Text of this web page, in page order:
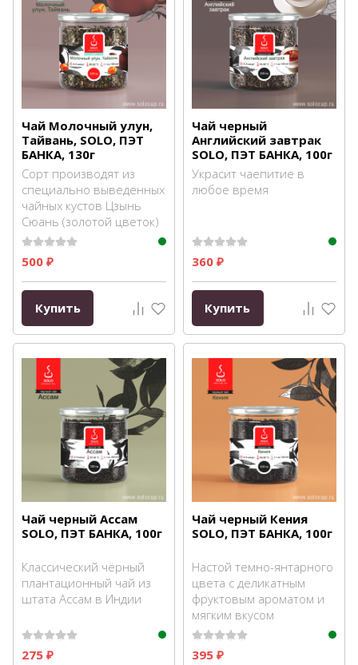
Чай Молочный улун,
Тайвань, SOLO, ПЭТ
БАНКА, 130г
Сорт производят из
специально выведенных
чайных кустов Цзынь
Сюань (золотой цветок)
500₽
Купить
Чай черный
Английский завтрак
SOLO, ПЭТ БАНКА, 100г
Украсит чаепитие в
любое время
360 ₽
Купить
Чай черный Ассам
SOLO, ПЭТ БАНКА, 100г
Классический чёрный
плантационный чай из
штата Ассам в Индии
275₽
Чай черный Кения
SOLO, ПЭТ БАНКА, 100г
Настой темно-янтарного
цвета с деликатным
фруктовым ароматом и
мягким вкусом
395 ₽